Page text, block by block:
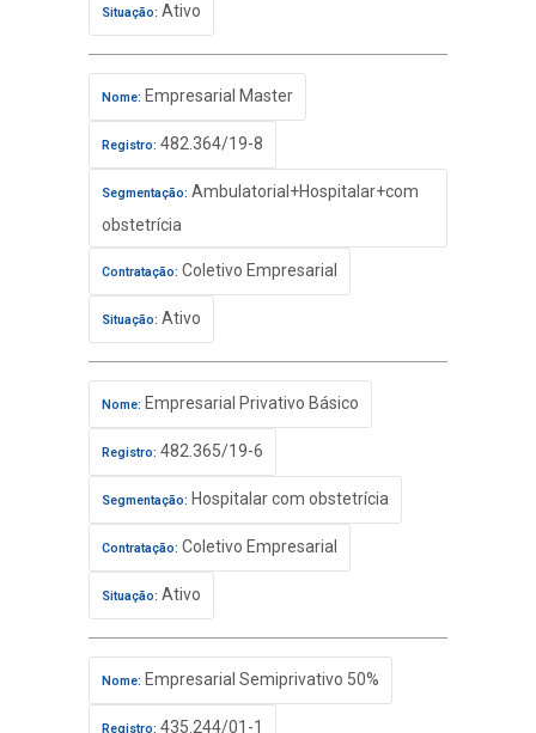
Situação: Ativo
Nome: Empresarial Master
Registro: 482.364/19-8
Segmentação: Ambulatorial+Hospitalar+com
obstetrícia
Contratação: Coletivo Empresarial
Situação: Ativo
Nome: Empresarial Privativo Básico
Registro: 482.365/19-6
Segmentação: Hospitalar com obstetrícia
Contratação: Coletivo Empresarial
Situação: Ativo
Nome: Empresarial Semiprivativo 50%
Registro: 435.244/01-1